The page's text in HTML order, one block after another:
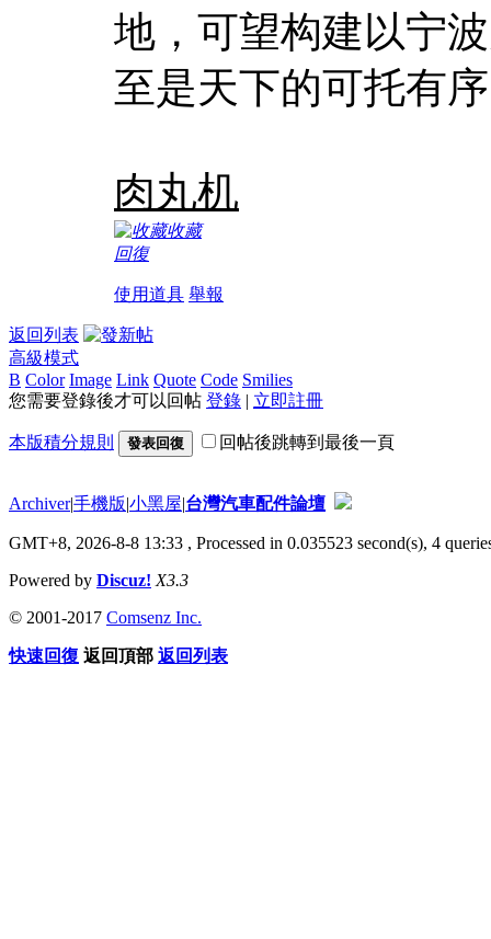
地，可望构建以宁
至是天下的可托有
肉丸机
收藏
回復
使用道具 舉報
返回列表
高級模式
B Color Image Link Quote Code Smilies
您需要登錄後才可以回帖 登錄 | 立即註冊
本版積分規則 發表回復 回帖後跳轉到最後一頁
Archiver|手機版|小黑屋|台灣汽車配件論壇
GMT+8, 2026-8-8 13:33 , Processed in 0.035523 second(s), 4
Powered by Discuz! X3.3
© 2001-2017 Comsenz Inc.
快速回復 返回頂部 返回列表